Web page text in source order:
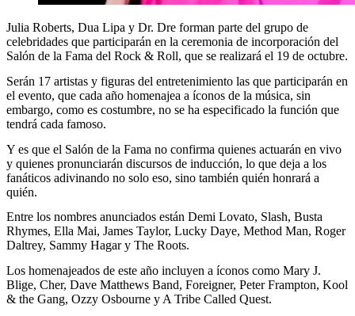
Julia Roberts, Dua Lipa y Dr. Dre forman parte del grupo de
celebridades que participarán en la ceremonia de incorporación del
Salón de la Fama del Rock & Roll, que se realizará el 19 de octubre.
Serán 17 artistas y figuras del entretenimiento las que participarán en
el evento, que cada año homenajea a íconos de la música, sin
embargo, como es costumbre, no se ha especificado la función que
tendrá cada famoso.
Y es que el Salón de la Fama no confirma quienes actuarán en vivo
y quienes pronunciarán discursos de inducción, lo que deja a los
fanáticos adivinando no solo eso, sino también quién honrará a
quién.
Entre los nombres anunciados están Demi Lovato, Slash, Busta
Rhymes, Ella Mai, James Taylor, Lucky Daye, Method Man, Roger
Daltrey, Sammy Hagar y The Roots.
Los homenajeados de este año incluyen a íconos como Mary J.
Blige, Cher, Dave Matthews Band, Foreigner, Peter Frampton, Kool
& the Gang, Ozzy Osbourne y A Tribe Called Quest.